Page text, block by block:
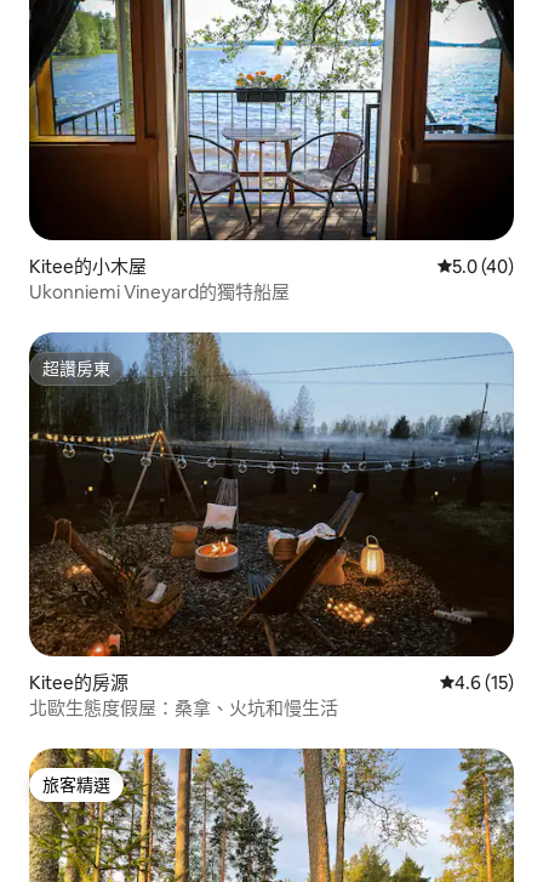
Kitee的小木屋 從 40 則評
5.0 (40)
Ukonniemi Vineyard的獨特船屋
超讚房東
超讚房東
Kitee的房源 從 15 則評
4.6 (15)
北歐生態度假屋：桑拿、火坑和慢生活
旅客精選
旅客精選